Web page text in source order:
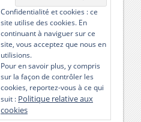
Confidentialité et cookies : ce
site utilise des cookies. En
continuant à naviguer sur ce
site, vous acceptez que nous en
utilisions.
Pour en savoir plus, y compris
sur la façon de contrôler les
cookies, reportez-vous à ce qui
suit : Politique relative aux
cookies